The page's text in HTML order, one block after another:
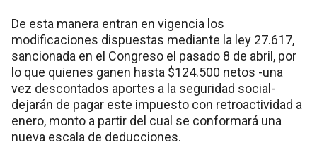
De esta manera entran en vigencia los
modificaciones dispuestas mediante la ley 27.617,
sancionada en el Congreso el pasado 8 de abril, por
lo que quienes ganen hasta $124.500 netos -una
vez descontados aportes a la seguridad social-
dejarán de pagar este impuesto con retroactividad a
enero, monto a partir del cual se conformará una
nueva escala de deducciones.